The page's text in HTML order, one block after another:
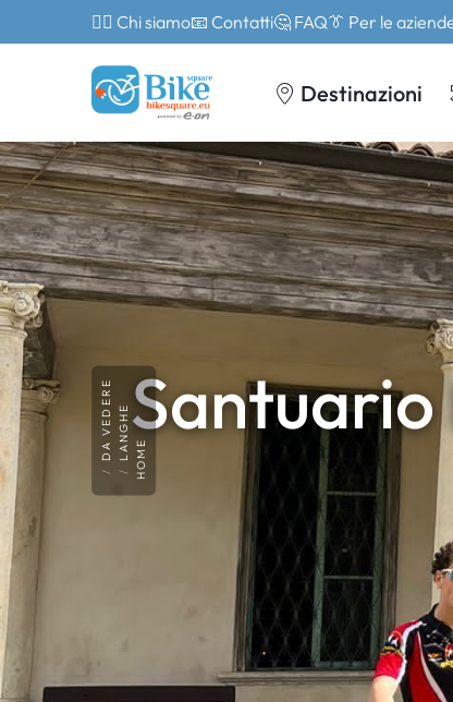
🙎‍♂️ Chi siamo📧 Contatti🤔 FAQ👔 Per le
Destinazioni
Santuario
HOME
LANGHE
DA VEDERE